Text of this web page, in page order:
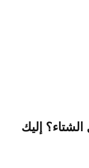
إليك